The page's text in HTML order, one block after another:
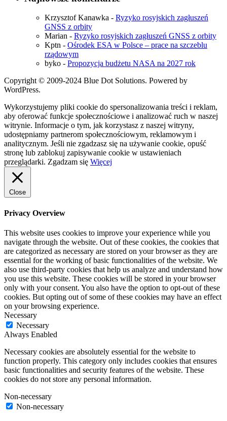
Krzysztof Kanawka - Ryzyko rosyjskich zagłuszeń
GNSS z orbity
Marian - Ryzyko rosyjskich zagłuszeń GNSS z orbity
Kptn - Ośrodek ESA w Polsce – prace na szczeblu
rządowym
byko - Propozycja budżetu NASA na 2027 rok
Copyright © 2009-2024 Blue Dot Solutions. Powered by
WordPress.
Wykorzystujemy pliki cookie do spersonalizowania treści i reklam,
aby oferować funkcje społecznościowe i analizować ruch w naszej
witrynie. Informacje o tym, jak korzystasz z naszej witryny,
udostępniamy partnerom społecznościowym, reklamowym i
analitycznym. Jeśli nie zgadzasz się na używanie cookie, opuść
stronę lub zablokuj zapisywanie cookie w ustawieniach
przeglądarki. Zgadzam się Więcej
Close
Privacy Overview
This website uses cookies to improve your experience while you
navigate through the website. Out of these cookies, the cookies that
are categorized as necessary are stored on your browser as they are
essential for the working of basic functionalities of the website. We
also use third-party cookies that help us analyze and understand how
you use this website. These cookies will be stored in your browser
only with your consent. You also have the option to opt-out of these
cookies. But opting out of some of these cookies may have an effect
on your browsing experience.
Necessary
Necessary
Always Enabled
Necessary cookies are absolutely essential for the website to
function properly. This category only includes cookies that ensures
basic functionalities and security features of the website. These
cookies do not store any personal information.
Non-necessary
Non-necessary